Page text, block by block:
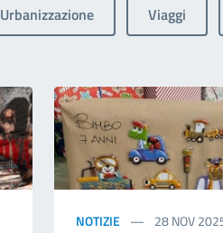
Urbanizzazione Viaggi
NOTIZIE 28NOV